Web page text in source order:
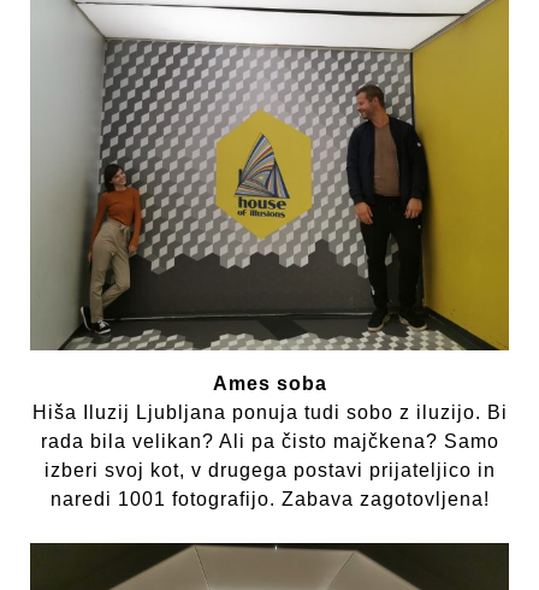
Ames soba
Hiša Iluzij Ljubljana ponuja tudi sobo z iluzijo. Bi
rada bila velikan? Ali pa čisto majčkena? Samo
izberi svoj kot, v drugega postavi prijateljico in
naredi 1001 fotografijo. Zabava zagotovljena!